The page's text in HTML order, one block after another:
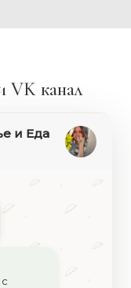
VK канал
и Еда